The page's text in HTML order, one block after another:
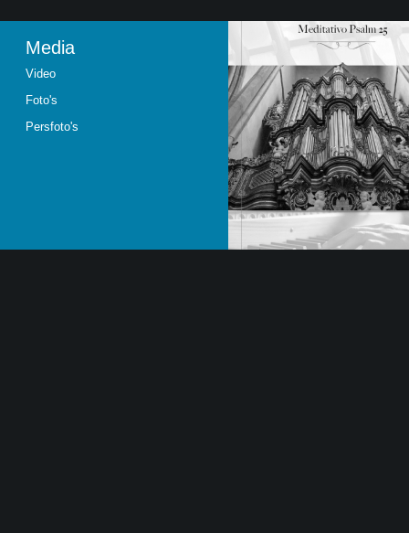
Media
Video
Foto's
Persfoto's